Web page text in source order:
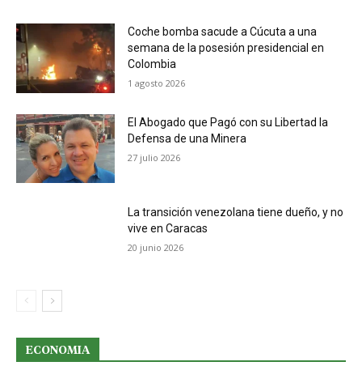
Coche bomba sacude a Cúcuta a una
semana de la posesión presidencial en
Colombia
1 agosto 2026
El Abogado que Pagó con su Libertad la
Defensa de una Minera
27 julio 2026
La transición venezolana tiene dueño, y no
vive en Caracas
20 junio 2026
ECONOMIA